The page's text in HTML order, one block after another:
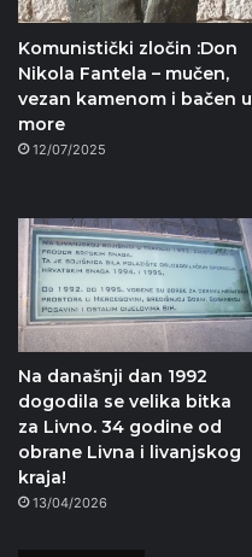
Komunistički zločin :Don
Nikola Fantela – mučen,
vezan kamenom i bačen u
more
12/07/2025
Na današnji dan 1992
dogodila se velika bitka
za Livno. 34 godine od
obrane Livna i livanjskog
kraja!
13/04/2026